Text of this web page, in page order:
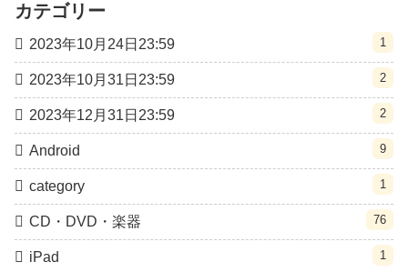
カテゴリー
2023年10月24日23:59 1
2023年10月31日23:59 2
2023年12月31日23:59 2
Android 9
category 1
CD・DVD・楽器 76
iPad 1